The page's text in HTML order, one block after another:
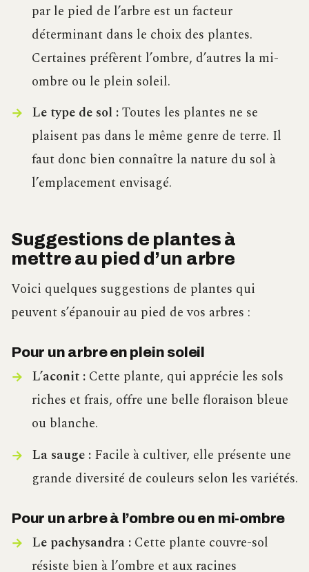
par le pied de l’arbre est un facteur
déterminant dans le choix des plantes.
Certaines préfèrent l’ombre, d’autres la mi-
ombre ou le plein soleil.
Le type de sol :Toutes les plantes ne se
plaisent pas dans le même genre de terre. Il
faut donc bien connaître la nature du sol à
l’emplacement envisagé.
Suggestions de plantes à
mettre au pied d’un arbre
Voici quelques suggestions de plantes qui
peuvent s’épanouir au pied de vos arbres :
Pour un arbre en plein soleil
L’aconit :Cette plante, qui apprécie les sols
riches et frais, offre une belle floraison bleue
ou blanche.
La sauge :Facile à cultiver, elle présente une
grande diversité de couleurs selon les variétés.
Pour un arbre à l’ombre ou en mi-ombre
Le pachysandra :Cette plante couvre-sol
résiste bien à l’ombre et aux racines